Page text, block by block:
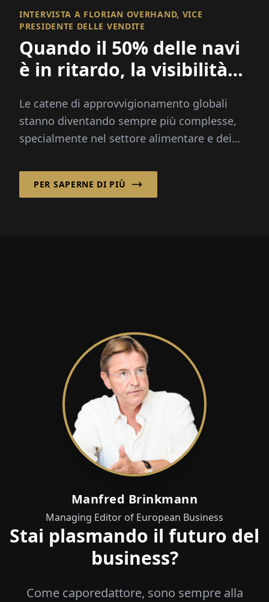
INTERVISTA A FLORIAN OVERHAND, VICE
PRESIDENTE DELLE VENDITE
Quando il 50% delle navi
è in ritardo, la visibilità
Le catene di approvvigionamento globali
stanno diventando sempre più complesse,
specialmente nel settore alimentare e dei
affidabilità sono critici...
PER SAPERNE DI PIÙ
Manfred Brinkmann
Managing Editor of European Business
Stai plasmando il futuro del
business?
Come caporedattore, sono sempre alla